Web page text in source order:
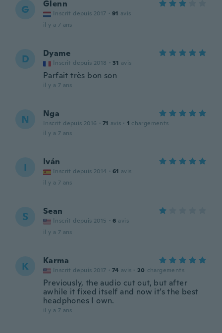
G Glenn
Inscrit depuis 2017 · 91 avis
il y a 7 ans
D Dyame
Inscrit depuis 2018 · 31 avis
Parfait très bon son
il y a 7 ans
N Nga
Inscrit depuis 2016 · 71 avis · 1 chargements
il y a 7 ans
I Iván
Inscrit depuis 2014 · 61 avis
il y a 7 ans
S Sean
Inscrit depuis 2015 · 6 avis
il y a 7 ans
K Karma
Inscrit depuis 2017 · 74 avis · 20 chargements
Previously, the audio cut out, but after
awhile it fixed itself and now it’s the best
headphones I own.
il y a 7 ans